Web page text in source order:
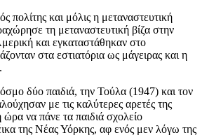
πολίτης και μόλις η μεταναστευτική
τη μεταναστευτική βίζα στην
και εγκαταστάθηκαν στο
στα εστιατόρια ως μάγειρας και η
δύο παιδιά, την Τούλα (1947) και τον
με τις καλύτερες αρετές της
να πάνε τα παιδιά σχολείο
της Νέας Υόρκης, αφ ενός μεν λόγω της